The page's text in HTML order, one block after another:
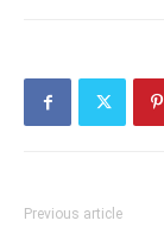
Previous article